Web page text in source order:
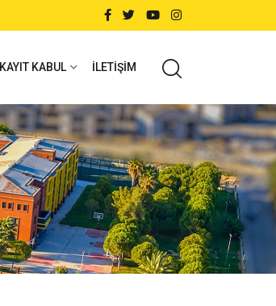
KAYIT KABUL İLETIŞIM